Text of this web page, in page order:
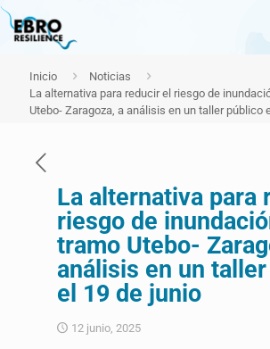
Inicio
Noticias
La alternativa para reducir el riesgo de
Utebo- Zaragoza, a análisis en un taller público
La alternativa para
riesgo de
tramo Utebo-
análisis en un
el 19 de junio
12 junio, 2025